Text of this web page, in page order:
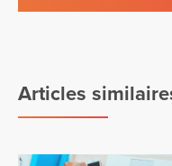
Articles